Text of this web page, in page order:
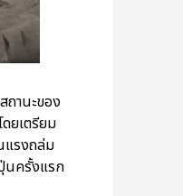
ถานะของ
ยเตรียม
แรงถล่ม
นครั้งแรก